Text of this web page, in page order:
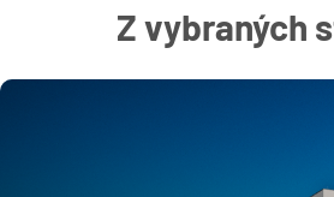
Z vybraných